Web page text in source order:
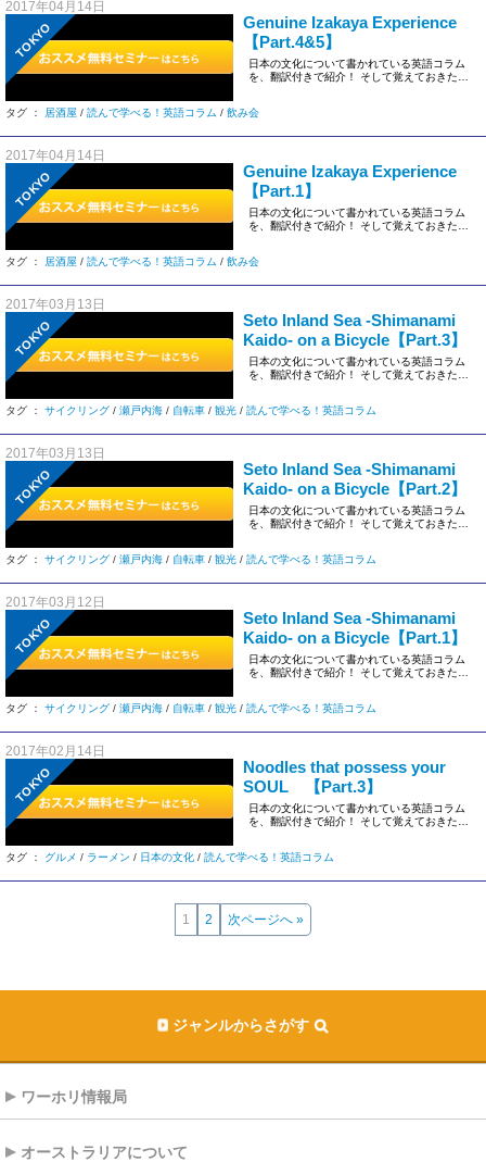
2017年04月14日
TOKYO
Genuine Izakaya Experience
【Part.4&5】
日本の文化について書かれている英語コラム
を、翻訳付きで紹介！ そして覚えておきたい
タグ ： 居酒屋 / 読んで学べる！英語コラム / 飲み会
2017年04月14日
TOKYO
Genuine Izakaya Experience
【Part.1】
日本の文化について書かれている英語コラム
を、翻訳付きで紹介！ そして覚えておきたい
タグ ： 居酒屋 / 読んで学べる！英語コラム / 飲み会
2017年03月13日
TOKYO
Seto Inland Sea -Shimanami
Kaido- on a Bicycle【Part.3】
日本の文化について書かれている英語コラム
を、翻訳付きで紹介！ そして覚えておきたい
タグ ： サイクリング / 瀬戸内海 / 自転車 / 観光 / 読んで学べる！英語コラム
2017年03月13日
TOKYO
Seto Inland Sea -Shimanami
Kaido- on a Bicycle【Part.2】
日本の文化について書かれている英語コラム
を、翻訳付きで紹介！ そして覚えておきたい
タグ ： サイクリング / 瀬戸内海 / 自転車 / 観光 / 読んで学べる！英語コラム
2017年03月12日
TOKYO
Seto Inland Sea -Shimanami
Kaido- on a Bicycle【Part.1】
日本の文化について書かれている英語コラム
を、翻訳付きで紹介！ そして覚えておきたい
タグ ： サイクリング / 瀬戸内海 / 自転車 / 観光 / 読んで学べる！英語コラム
2017年02月14日
TOKYO
Noodles that possess your
SOUL 【Part.3】
日本の文化について書かれている英語コラム
を、翻訳付きで紹介！ そして覚えておきたい
タグ ： グルメ / ラーメン / 日本の文化 / 読んで学べる！英語コラム
1 2 次ページへ »
ジャンルからさがす
ワーホリ情報局
オーストラリアについて